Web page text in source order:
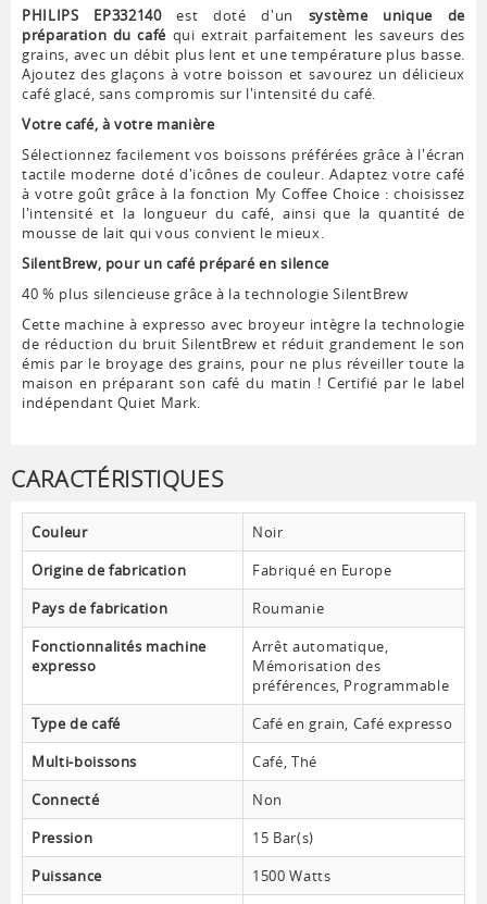
PHILIPS EP332140est doté d'un système unique de
préparation du café qui extrait parfaitement les saveurs des
grains, avec un débit plus lent et une température plus basse.
Ajoutez des glaçons à votre boisson et savourez un délicieux
café glacé, sans compromis sur l'intensité du café.
Votre café, à votre manière
Sélectionnez facilement vos boissons préférées grâce à l'écran
tactile moderne doté d'icônes de couleur. Adaptez votre café
à votre goût grâce à la fonction My Coffee Choice : choisissez
l'intensité et la longueur du café, ainsi que la quantité de
mousse de lait qui vous convient le mieux.
SilentBrew, pour un café préparé en silence
40 % plus silencieuse grâce à la technologie SilentBrew
Cette machine à expresso avec broyeur intègre la technologie
de réduction du bruit SilentBrew et réduit grandement le son
émis par le broyage des grains, pour ne plus réveiller toute la
maison en préparant son café du matin ! Certifié par le label
indépendant Quiet Mark.
CARACTÉRISTIQUES
Couleur
Noir
Origine de fabrication
Fabriqué en Europe
Pays de fabrication
Roumanie
Fonctionnalités machine
expresso
Arrêt automatique,
Mémorisation des
préférences, Programmable
Type de café
Café en grain, Café expresso
Multi-boissons
Café, Thé
Connecté
Non
Pression
15 Bar(s)
Puissance
1500 Watts